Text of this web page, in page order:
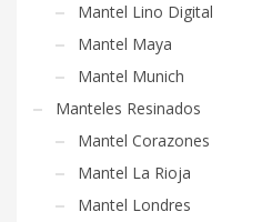
Mantel Lino Digital
Mantel Maya
Mantel Munich
Manteles Resinados
Mantel Corazones
Mantel La Rioja
Mantel Londres